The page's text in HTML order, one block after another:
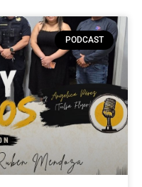
PODCAST